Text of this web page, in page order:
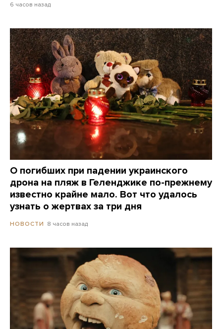
6 часов назад
О погибших при падении украинского
дрона на пляж в Геленджике по-прежнему
известно крайне мало. Вот что удалось
узнать о жертвах за три дня
НОВОСТИ 8 часов назад